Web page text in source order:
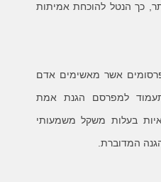
כך הנטל להוכחת אמיתות
אשר מאשימים אדם
למפרסם הגנת אמת
בעלות משקל משמעותי
המדוברת.